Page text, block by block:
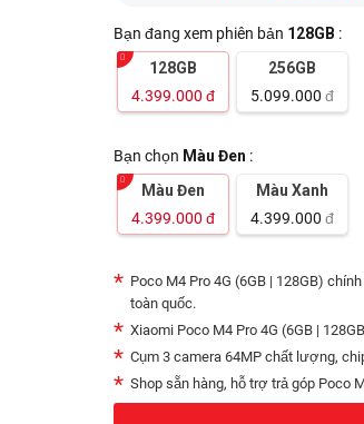
Bạn đang xem phiên bản 128GB :
128GB
4.399.000 đ
256GB
5.099.000 đ
Bạn chọn Màu Đen :
Màu Đen
4.399.000 đ
Màu Xanh
4.399.000 đ
Poco M4 Pro 4G (6GB | 128GB)
toàn quốc.
Xiaomi Poco M4 Pro 4G (6GB |
Cụm 3 camera 64MP chất lượng,
Shop sẵn hàng, hỗ trợ trả góp Poco